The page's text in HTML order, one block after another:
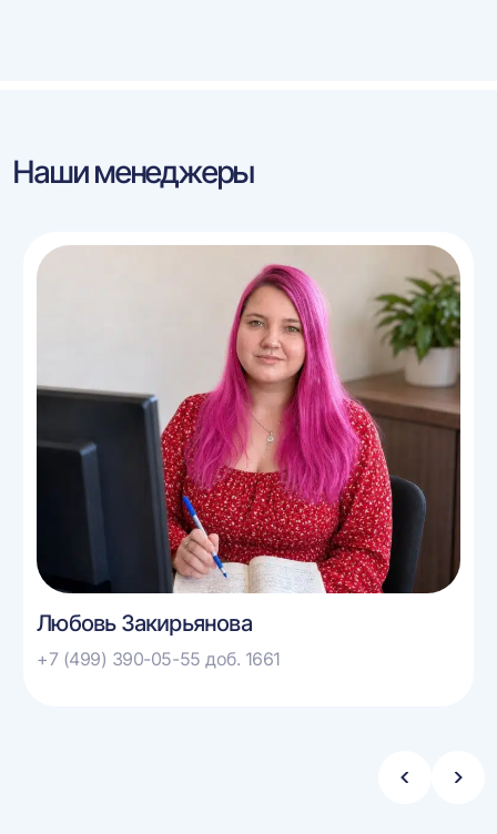
Наши менеджеры
Любовь Закирьянова
+7 (499) 390-05-55 доб. 1661
Стрелка